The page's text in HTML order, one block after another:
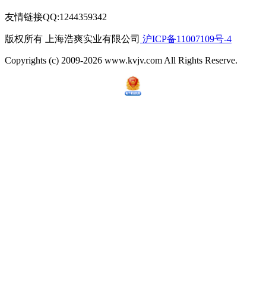
友情链接QQ:1244359342
版权所有 上海浩爽实业有限公司 沪ICP备11007109号-4
Copyrights (c) 2009-2026 www.kvjv.com All Rights Reserve.